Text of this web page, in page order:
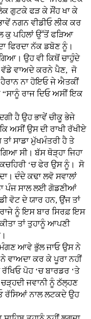
ਗੁਟਕੇ ਫੜ ਕੇ ਸੌਂਹ ਖਾ ਕੇ
ਨਗਨ ਵੀਡੀਓ ਲੀਕ ਕਰ
ਕੁ ਪਹਿਲਾਂ ਉੱਤੋਂ ਫੜਿਆ
ਫਿਰਦਾ ਨੱਕ ਡਬੋਣ ਨੂੰ।
ਉਹ ਵੀ ਕਿਥੋਂ ਚਾਹੁੰਦੇ
ਵੱਡੇ ਵਾਅਦੇ ਕਰਨੇ ਪੈਣ, ਜੋ
ਹੈਰਾਨ ਨਾ ਹੋਇਓ ਜੇ ਐਤਕੀਂ
“ਸਾਨੂੰ ਰਾਜ ਦਿਓ ਅਸੀਂ ਇਕ
ਹੈ ਉਹ ਭਾਵੇਂ ਚੀਕੂ ਭੇਜੇ
ਅਸੀਂ ਉਸ ਦੀ ਰਾਖੀ ਰੱਖੀਏ
ਸਾਡਾ ਮੁੱਖਮੰਤਰੀ ਹੈ ਤੇ
ਸੀ। ਬੱਸ ਥੋੜ੍ਹਾ ਜਿਹਾ
‘ਚ ਫੇਰ ਉਸ ਨੂੰ। ਸੋ
ਦੰਦੇ ਕਢਾ ਲਵੋ ਸਵਾਲਾਂ
ਪੰਜ ਸਾਲ ਲਈ ਗੋਡਣੀਆਂ
ਵੋਟ ਦੇ ਯਾਰ ਹਨ, ਉਂਜ ਤਾਂ
ਨੂੰ ਇਸ ਬਾਰ ਸਿਰਫ਼ ਇਸ
ਤਾਂ ਤੁਹਾਨੂੰ ਆਪਣੀ
ਆਵੇ ਭੁੱਲ ਜਾਓ ਉਸ ਨੇ
ਵਾਅਦਾ ਕਰ ਕੇ ਪੂਰਾ ਨਹੀਂ
ਪੋਹ ‘ਚ ਬਾਰਡਰ ‘ਤੇ
ਜਵਾਨੀ ਨੂੰ ਠੱਲ੍ਹਣ
ਰੱਸਿਆਂ ਨਾਲ ਲਟਕਦੇ ਉਹ